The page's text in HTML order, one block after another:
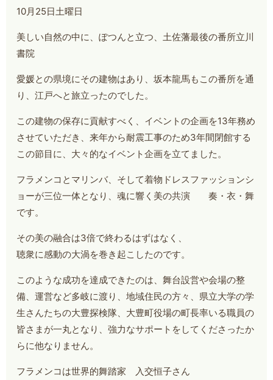
10月25日土曜日
美しい自然の中に、ぽつんと立つ、土佐藩最後の番所立川
書院
愛媛との県境にその建物はあり、坂本龍馬もこの番所を通
り、江戸へと旅立ったのでした。
この建物の保存に貢献すべく、イベントの企画を13年務め
させていただき、来年から耐震工事のため3年間閉館する
この節目に、大々的なイベント企画を立てました。
フラメンコとマリンバ、そして着物ドレスファッションシ
ョーが三位一体となり、魂に響く美の共演 奏・衣・舞
です。
その美の融合は3倍で終わるはずはなく、
聴衆に感動の大渦を巻き起こしたのです。
このような成功を達成できたのは、舞台設営や会場の整
備、運営など多岐に渡り、地域住民の方々、県立大学の学
生さんたちの大豊探検隊、大豊町役場の町長率いる職員の
皆さまが一丸となり、強力なサポートをしてくださったか
らに他なりません。
フラメンコは世界的舞踏家 入交恒子さん